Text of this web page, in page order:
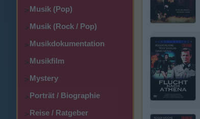
>Musik (Pop)
>Musik (Rock / Pop)
>Musikdokumentation
>Musikfilm
>Mystery
>Porträt / Biographie
>Reise / Ratgeber